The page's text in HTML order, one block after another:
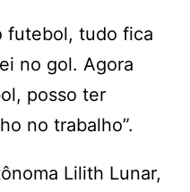
futebol, tudo fica
no gol. Agora
posso ter
no trabalho”.
Lilith Lunar,